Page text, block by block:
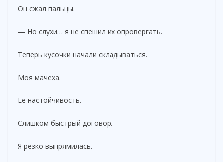
Он сжал пальцы.
— Но слухи… я не спешил их опровергать.
Теперь кусочки начали складываться.
Моя мачеха.
Её настойчивость.
Слишком быстрый договор.
Я резко выпрямилась.